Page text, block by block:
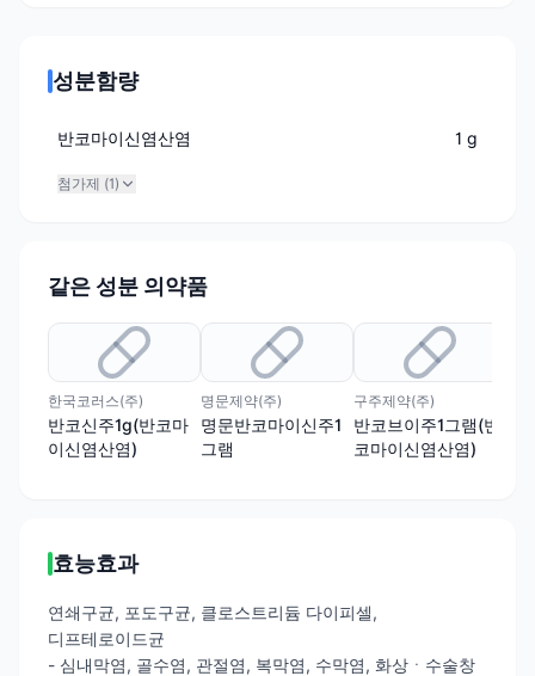
성분함량
반코마이신염산염 1 g
첨가제 (1)
같은 성분 의약품
한국코러스(주)
반코신주1g(반코마
이신염산염)
명문제약(주)
명문반코마이신주1
그램
구주제약(주)
반코브이주1그램(반
코마이신염산염)
효능효과
연쇄구균, 포도구균, 클로스트리듐 다이피셀,
디프테로이드균
- 심내막염, 골수염, 관절염, 복막염, 수막염, 화상ㆍ수술창